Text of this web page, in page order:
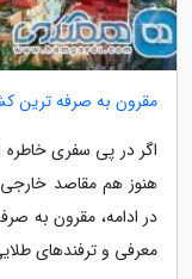
مقرون به صرفه ترین
اگر در پی سفری خاطره
هنوز هم مقاصد خارجی
معرفی و ترفندهای